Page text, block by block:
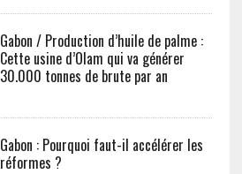
Gabon / Production d’huile de palme :
Cette usine d’Olam qui va générer
30.000 tonnes de brute par an
Gabon : Pourquoi faut-il accélérer les
réformes ?